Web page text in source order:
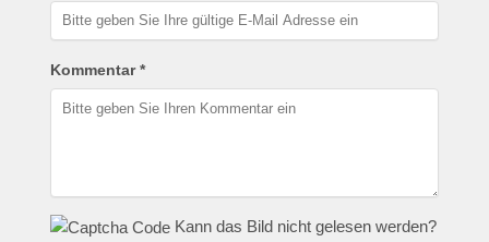
Kommentar *
Kann das Bild nicht gelesen werden?